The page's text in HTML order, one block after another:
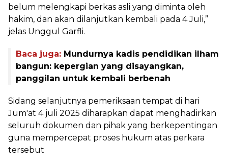
belum melengkapi berkas asli yang diminta oleh
hakim, dan akan dilanjutkan kembali pada 4 Juli,”
jelas Unggul Garfli.
Baca juga: Mundurnya kadis pendidikan ilham
bangun: kepergian yang disayangkan,
panggilan untuk kembali berbenah
Sidang selanjutnya pemeriksaan tempat di hari
Jum'at 4 juli 2025 diharapkan dapat menghadirkan
seluruh dokumen dan pihak yang berkepentingan
guna mempercepat proses hukum atas perkara
tersebut